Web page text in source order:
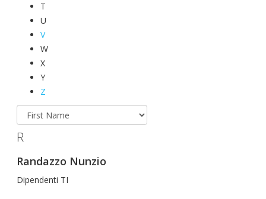
T
U
V
W
X
Y
Z
R
Randazzo Nunzio
Dipendenti TI